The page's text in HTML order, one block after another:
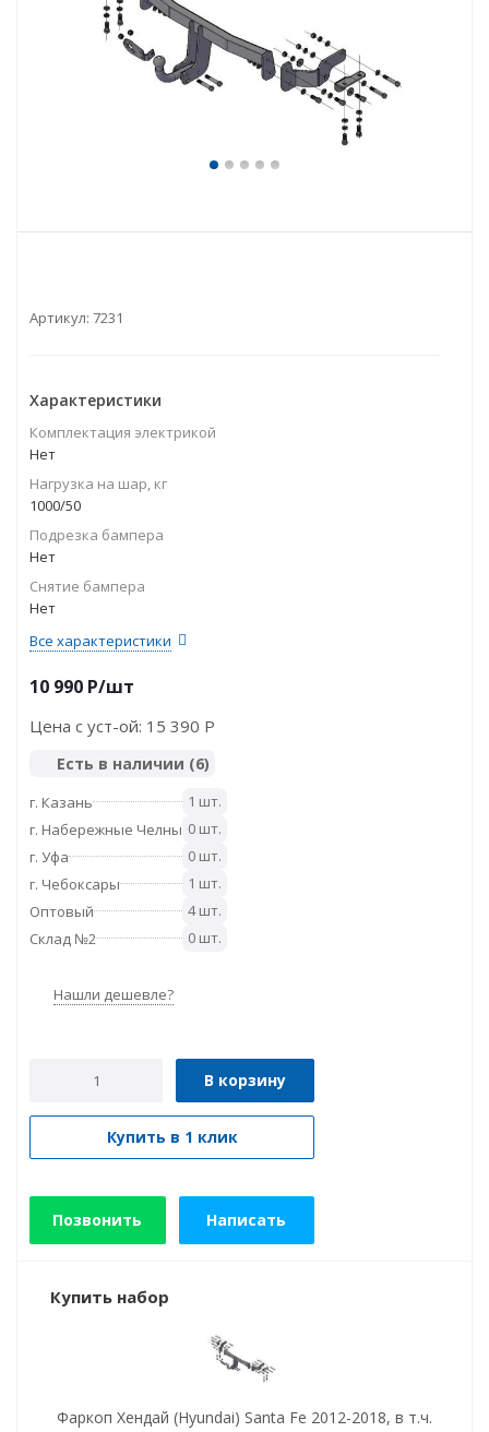
Артикул: 7231
Характеристики
Комплектация электрикой
Нет
Нагрузка на шар, кг
1000/50
Подрезка бампера
Нет
Снятие бампера
Нет
Все характеристики
10 990 P/шт
Цена с уст-ой: 15 390 P
Есть в наличии (6)
г. Казань
1 шт.
г. Набережные Челны 0 шт.
г. Уфа
0 шт.
г. Чебоксары
1 шт.
Оптовый
4 шт.
Склад №2
0 шт.
Нашли дешевле?
В корзину
Купить в 1 клик
Позвонить Написать
Купить набор
Фаркоп Хендай (Hyundai) Santa Fe 2012-2018, в т.ч.